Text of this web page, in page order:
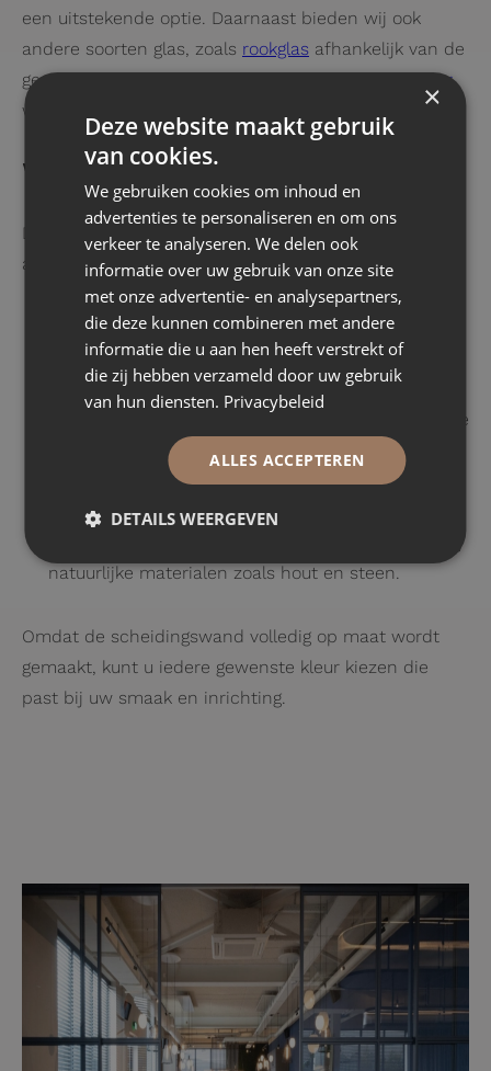
een uitstekende optie. Daarnaast bieden wij ook
andere soorten glas, zoals rookglas afhankelijk van de
gewenste sfeer en functie van de ruimte. Bekijkhier
welke glassoorten wij aanbieden.
Welke kleuren staal zijn mogelijk?
De kleur van het stalen frame kan volledig worden
aangepast aan uw interieur. Veel gekozen kleuren zijn:
Zwarte stalen deuren:Een klassieke, industriële
keuze die zorgt voor een strak contrast met lichte
wanden en meubels.
Een lichtere, subtielere optie
die goed past in Scandinavische of moderne
Antracietofbronzen stalen deuren
zorgen voor een zachter effect en passen goed bij
natuurlijke materialen zoals hout en steen.
Omdat de scheidingswand volledig op maat wordt
gemaakt, kunt u iedere gewenste kleur kiezen die
past bij uw smaak en inrichting.
×
Deze website maakt gebruik
van cookies.
We gebruiken cookies om inhoud en
advertenties te personaliseren en om ons
verkeer te analyseren. We delen ook
informatie over uw gebruik van onze site
met onze advertentie- en analysepartners,
die deze kunnen combineren met andere
informatie die u aan hen heeft verstrekt of
die zij hebben verzameld door uw gebruik
van hun diensten. Privacybeleid
ALLES ACCEPTEREN
DETAILS WEERGEVEN